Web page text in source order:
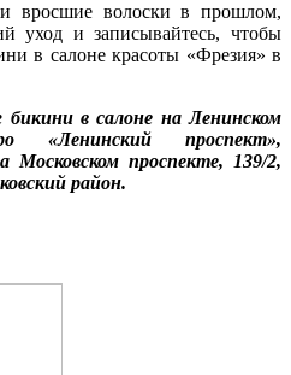
вросшие волоски в прошлом,
уход и записывайтесь, чтобы
в салоне красоты «Фрезия» в
в салоне на Ленинском
«Ленинский проспект»,
Московском проспекте, 139/2,
район.